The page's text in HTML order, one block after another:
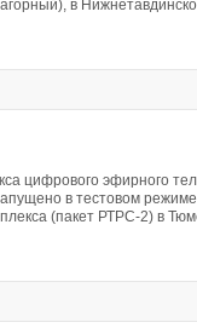
в
цифрового эфирного
в тестовом режиме
(пакет РТРС-2) в